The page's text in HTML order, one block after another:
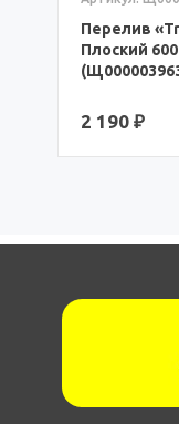
Перелив
Плоский
3 625 ₽